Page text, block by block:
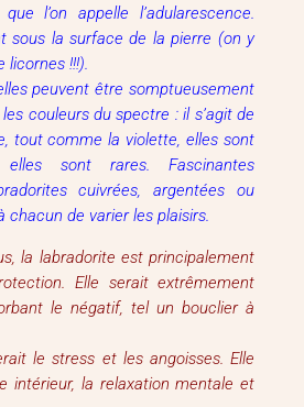
l’on appelle l’adularescence.
sous la surface de la pierre (on y
licornes !!!).
peuvent être somptueusement
couleurs du spectre : il s’agit de
tout comme la violette, elles sont
sont rares. Fascinantes
cuivrées, argentées ou
chacun de varier les plaisirs.
la labradorite est principalement
Elle serait extrêmement
le négatif, tel un bouclier à
le stress et les angoisses. Elle
intérieur, la relaxation mentale et